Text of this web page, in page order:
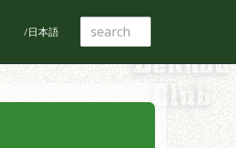
日本語